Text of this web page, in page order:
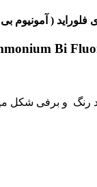
فلوراید ( آمونیوم
Bi